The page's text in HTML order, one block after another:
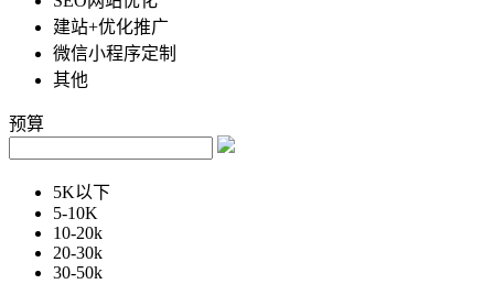
建站+优化推广
微信小程序定制
其他
预算
5K以下
5-10K
10-20k
20-30k
30-50k